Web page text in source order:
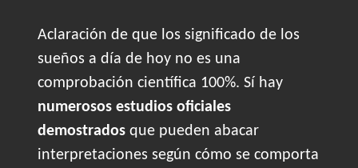
Aclaración de que los significado de los
sueños a día de hoy no es una
comprobación científica 100%. Sí hay
numerosos estudios oficiales
demostrados que pueden abacar
interpretaciones según cómo se comporta